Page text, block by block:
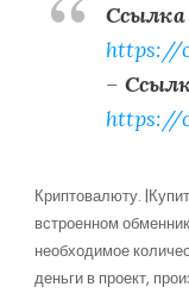
https://
–
https://
Криптовалюту.
встроенном
необходимое
деньги в проект,